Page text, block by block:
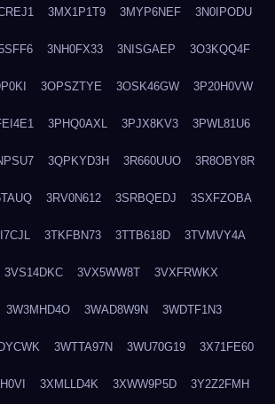
3MX1P1T9 3MYP6NEF 3N0IPODU
3NH0FX33 3NISGAEP 3O3KQQ4F
3OPSZTYE 3OSK46GW 3P20H0VW
3PHQ0AXL 3PJX8KV3 3PWL81U6
3QPKYD3H 3R660UUO 3R8OBY8R
3RV0N612 3SRBQEDJ 3SXFZOBA
3TKFBN73 3TTB618D 3TVMVY4A
3VS14DKC 3VX5WW8T 3VXFRWKX
3W3MHD4O 3WAD8W9N 3WDTF1N3
3WTTA97N 3WU70G19 3X71FE60
3XMLLD4K 3XWW9P5D 3Y2Z2FMH